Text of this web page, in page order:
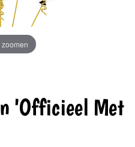
zoomen
'Officieel Met